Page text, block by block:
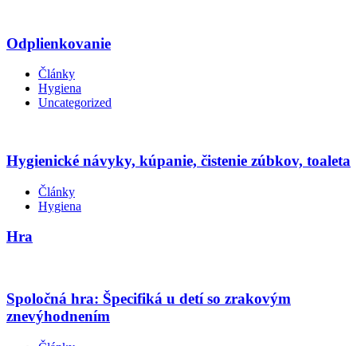
Odplienkovanie
Články
Hygiena
Uncategorized
Hygienické návyky, kúpanie, čistenie zúbkov, toaleta
Články
Hygiena
Hra
Spoločná hra: Špecifiká u detí so zrakovým
znevýhodnením